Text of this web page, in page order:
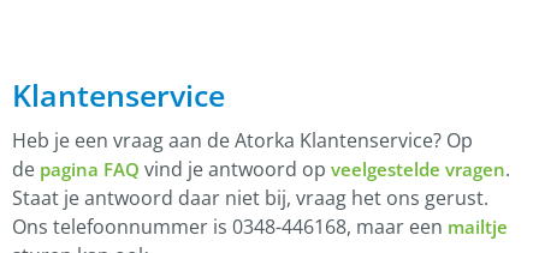
Klantenservice
Heb je een vraag aan de Atorka Klantenservice? Op
de pagina FAQ vind je antwoord op veelgestelde vragen.
Staat je antwoord daar niet bij, vraag het ons gerust.
Ons telefoonnummer is 0348-446168, maar een mailtje